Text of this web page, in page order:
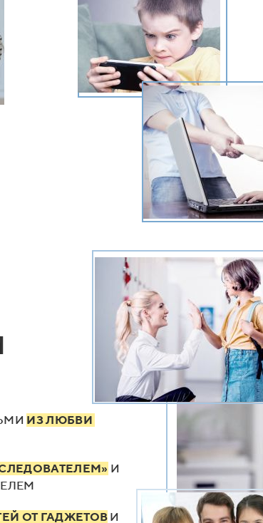
ИЗ ЛЮБВИ
И
ОТ ГАДЖЕТОВ И